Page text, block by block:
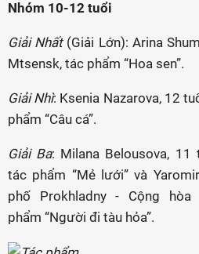
Nhóm 10-12 tuổi
Giải Nhất(Giải Lớn): Arina
Mtsensk, tác phẩm “Hoa sen”.
Giải Nhì: Ksenia Nazarova, 12
phẩm “Câu cá”.
Giải Ba: Milana Belousova, 11
tác phẩm “Mẻ lưới” và
phố Prokhladny - Cộng hòa
phẩm “Người đi tàu hỏa”.